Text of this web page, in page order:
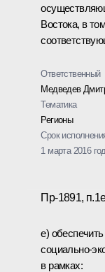
Востока, в
Ответственный
Медведев
Тематика
Регионы
Срок
1 марта 2016
Пр-1891,
е)
социально-
в рамках: